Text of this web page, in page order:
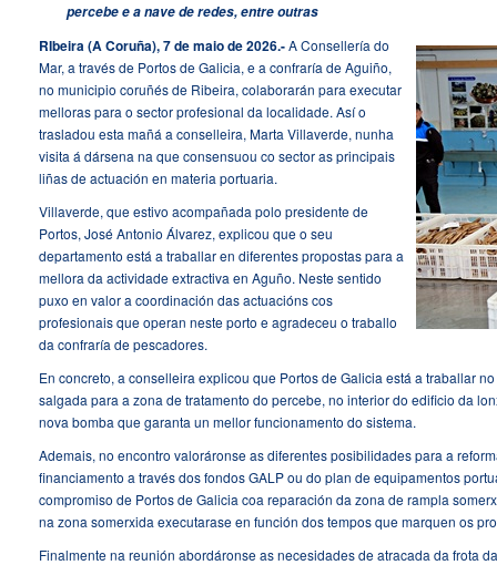
percebe e a nave de redes, entre outras
RIbeira (A Coruña), 7 de maio de 2026.-A Consellería do
Mar, a través de Portos de Galicia, e a confraría de Aguiño,
no municipio coruñés de Ribeira, colaborarán para executar
melloras para o sector profesional da localidade. Así o
trasladou esta mañá a conselleira, Marta Villaverde, nunha
visita á dársena na que consensuou co sector as principais
liñas de actuación en materia portuaria.
Villaverde, que estivo acompañada polo presidente de
Portos, José Antonio Álvarez, explicou que o seu
departamento está a traballar en diferentes propostas para a
mellora da actividade extractiva en Aguño. Neste sentido
puxo en valor a coordinación das actuacións cos
profesionais que operan neste porto e agradeceu o traballo
da confraría de pescadores.
En concreto, a conselleira explicou que Portos de Galicia está a traballar
salgada para a zona de tratamento do percebe, no interior do edificio da
nova bomba que garanta un mellor funcionamento do sistema.
Ademais, no encontro valoráronse as diferentes posibilidades para a
financiamento a través dos fondos GALP ou do plan de equipamentos
compromiso de Portos de Galicia coa reparación da zona de rampla
na zona somerxida executarase en función dos tempos que marquen os
Finalmente na reunión abordáronse as necesidades de atracada da frota